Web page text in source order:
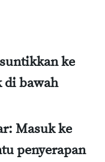
ke
di bawah
Masuk ke
penyerapan